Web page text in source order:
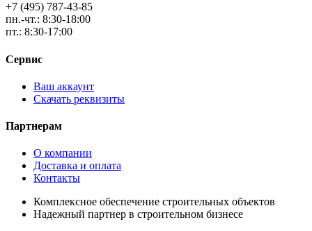
+7 (495) 787-43-85
пн.-чт.: 8:30-18:00
пт.: 8:30-17:00
Сервис
Ваш аккаунт
Скачать реквизиты
Партнерам
О компании
Доставка и оплата
Контакты
Комплексное обеспечение строительных объектов
Надежный партнер в строительном бизнесе